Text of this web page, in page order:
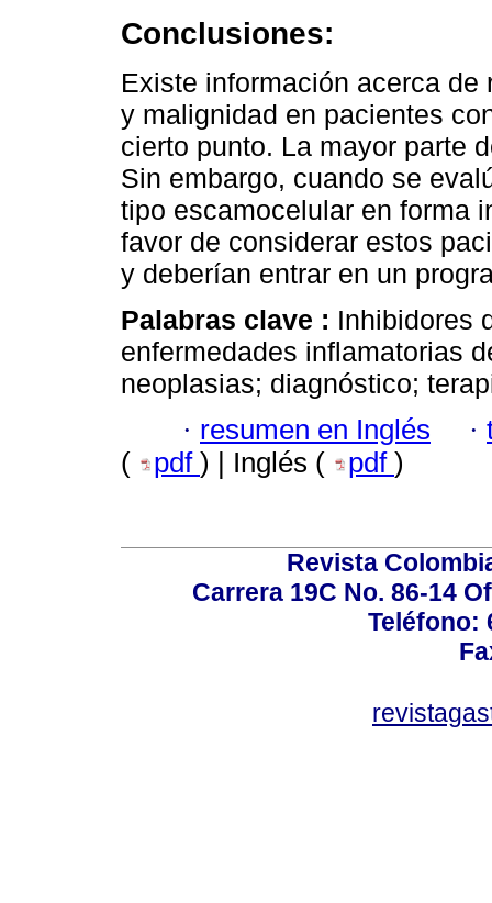
Conclusiones:
Existe información acerca
y malignidad en pacientes
cierto punto. La mayor parte
Sin embargo, cuando se
tipo escamocelular en forma
favor de considerar estos
y deberían entrar en un
Palabras clave : Inhibidores
enfermedades inflamatorias
neoplasias; diagnóstico;
· resumen en Inglés ·
(
pdf ) | Inglés ( pdf )
Revista
Carrera 19C No. 86-14
Teléfono: